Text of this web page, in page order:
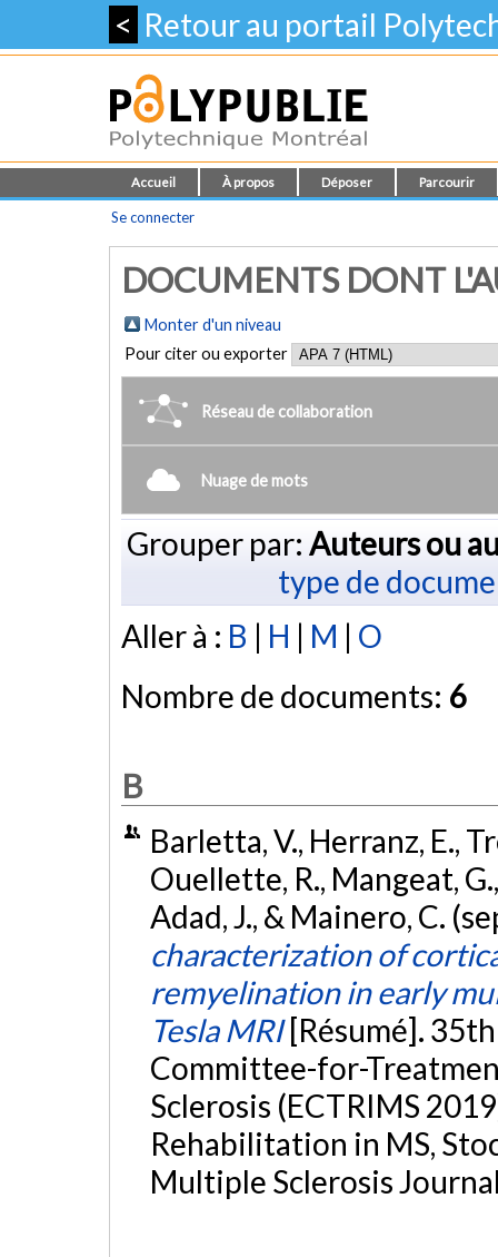
< Retour au portail
Accueil À propos Déposer Parcourir
Se connecter
DOCUMENTS DONT
Monter d'un niveau
Pour citer ou exporter
Réseau de collaboration
Nuage de mots
Grouper par: Auteurs ou
type de
Aller à : B | H | M | O
Nombre de documents: 6
B
Barletta, V., Herranz, E.,
Ouellette, R., Mangeat,
Adad, J., & Mainero, C.
characterization of
remyelination in early
Tesla MRI [Résumé].
Committee-for-
Sclerosis (ECTRIMS
Rehabilitation in MS,
Multiple Sclerosis